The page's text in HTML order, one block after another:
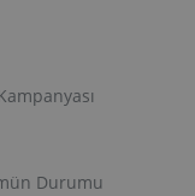
Durumu